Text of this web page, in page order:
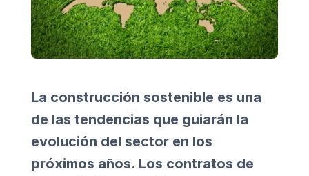
La construcción sostenible es una
de las tendencias que guiarán la
evolución del sector en los
próximos años. Los contratos de